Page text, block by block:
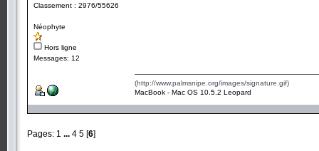
Classement : 2976/55626
Néophyte
Hors ligne
Messages: 12
(http://www.palmsnipe.org/images/signature.gif)
MacBook - Mac OS 10.5.2 Leopard
Pages: 1 ... 4 5 [6]